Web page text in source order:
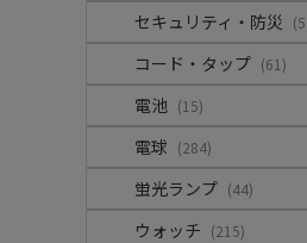
セキュリティ・防災
コード・タップ (61)
電池 (15)
電球 (284)
蛍光ランプ (44)
ウォッチ (215)